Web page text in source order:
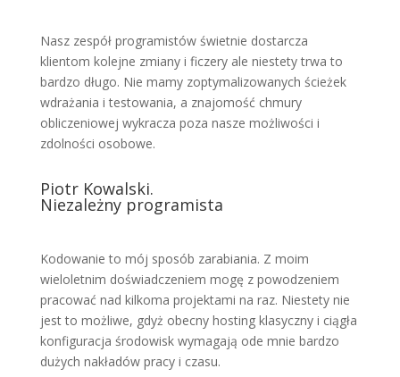
Nasz zespół programistów świetnie dostarcza
klientom kolejne zmiany i ficzery ale niestety trwa to
bardzo długo. Nie mamy zoptymalizowanych ścieżek
wdrażania i testowania, a znajomość chmury
obliczeniowej wykracza poza nasze możliwości i
zdolności osobowe.
Piotr Kowalski.
Niezależny programista
Kodowanie to mój sposób zarabiania. Z moim
wieloletnim doświadczeniem mogę z powodzeniem
pracować nad kilkoma projektami na raz. Niestety nie
jest to możliwe, gdyż obecny hosting klasyczny i ciągła
konfiguracja środowisk wymagają ode mnie bardzo
dużych nakładów pracy i czasu.